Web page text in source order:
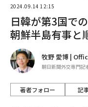
2024.09.14 12:15
日韓が第3国で
朝鮮半島有事と
牧野 愛博 |
朝日新聞外交専門記
著者フォロー 記